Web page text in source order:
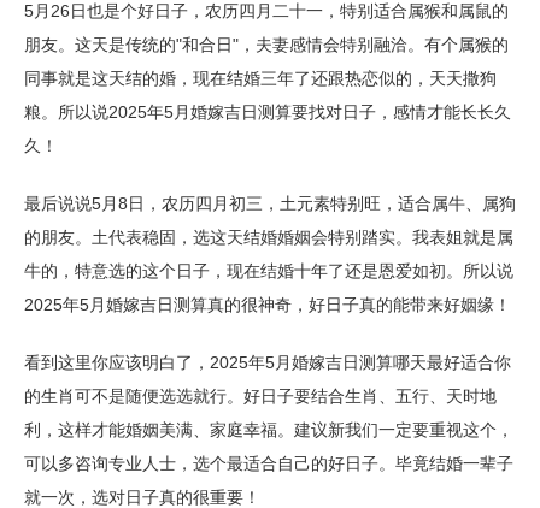
5月26日也是个好日子，农历四月二十一，特别适合属猴和属鼠的
朋友。这天是传统的"和合日"，夫妻感情会特别融洽。有个属猴的
同事就是这天结的婚，现在结婚三年了还跟热恋似的，天天撒狗
粮。所以说2025年5月婚嫁吉日测算要找对日子，感情才能长长久
久！
最后说说5月8日，农历四月初三，土元素特别旺，适合属牛、属狗
的朋友。土代表稳固，选这天结婚婚姻会特别踏实。我表姐就是属
牛的，特意选的这个日子，现在结婚十年了还是恩爱如初。所以说
2025年5月婚嫁吉日测算真的很神奇，好日子真的能带来好姻缘！
看到这里你应该明白了，2025年5月婚嫁吉日测算哪天最好适合你
的生肖可不是随便选选就行。好日子要结合生肖、五行、天时地
利，这样才能婚姻美满、家庭幸福。建议新我们一定要重视这个，
可以多咨询专业人士，选个最适合自己的好日子。毕竟结婚一辈子
就一次，选对日子真的很重要！